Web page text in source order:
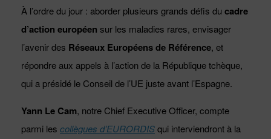
À l’ordre du jour : aborder plusieurs grands défis du cadre
d’action européen sur les maladies rares, envisager
l’avenir des Réseaux Européens de Référence, et
répondre aux appels à l’action de la République tchèque,
qui a présidé le Conseil de l’UE juste avant l’Espagne.
Yann Le Cam, notre Chief Executive Officer, compte
parmi les collègues d’EURORDISqui interviendront à la